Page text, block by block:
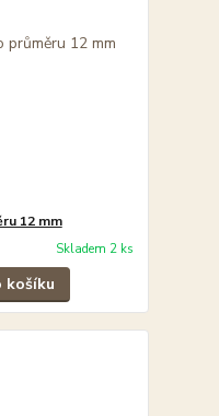
12 mm
Skladem 2 ks
košíku